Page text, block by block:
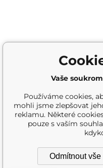
Vaše
Používáme cookies,
mohli jsme zlepšovat
reklamu. Některé
pouze s vaším
Odmítnout vše